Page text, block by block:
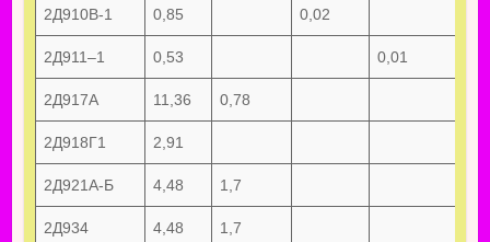
2Д910В-1 0,85 0,02
2Д911–1 0,53 0,01
2Д917А 11,36 0,78
2Д918Г1 2,91
2Д921А-Б 4,48 1,7
2Д934 4,48 1,7